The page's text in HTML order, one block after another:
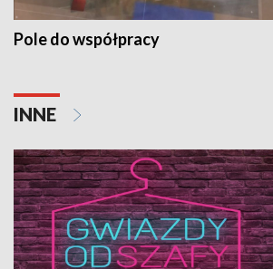
Pole do współpracy
INNE